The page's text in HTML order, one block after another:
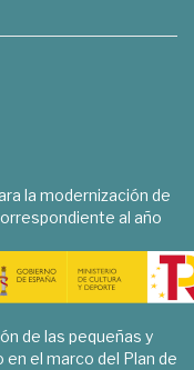
la modernización de
al año
de las pequeñas y
el marco del Plan de